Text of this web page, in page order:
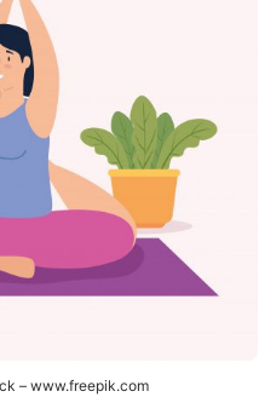
– www.freepik.com